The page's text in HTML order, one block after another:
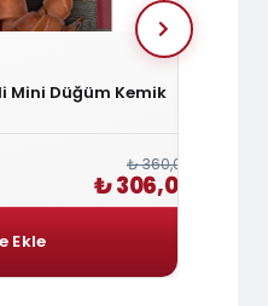
Mini Düğüm Kemik
₺ 360,00
₺ 306,00